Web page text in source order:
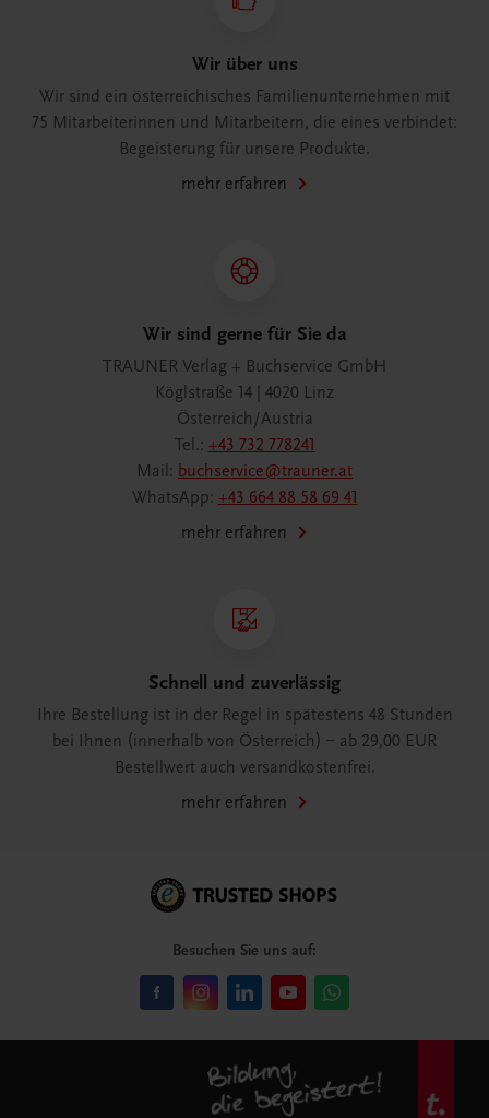
Wir über uns
Wir sind ein österreichisches Familienunternehmen mit
75 Mitarbeiterinnen und Mitarbeitern, die eines verbindet:
Begeisterung für unsere Produkte.
mehr erfahren
Wir sind gerne für Sie da
TRAUNER Verlag + Buchservice GmbH
Köglstraße 14 | 4020 Linz
Österreich/Austria
Tel.: +43 732 778241
Mail: buchservice@trauner.at
WhatsApp: +43 664 88 58 69 41
mehr erfahren
Schnell und zuverlässig
Ihre Bestellung ist in der Regel in spätestens 48 Stunden
bei Ihnen (innerhalb von Österreich) – ab 29,00 EUR
Bestellwert auch versandkostenfrei.
mehr erfahren
Besuchen Sie uns auf: